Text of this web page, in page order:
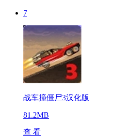
7
战车撞僵尸3汉化版
81.2MB
查 看